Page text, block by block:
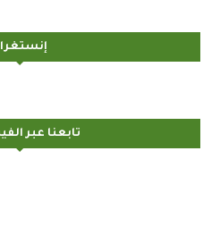
تابعنا عبر